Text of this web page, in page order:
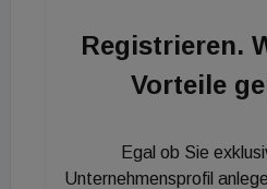
mit unserem zweiten Fonds
TOP-Logistikregionen
Offenburg. Die Nähe zu
macht die Logistikregion
Registrieren.
Vorteile
Egal ob Sie
Unternehmensprofil